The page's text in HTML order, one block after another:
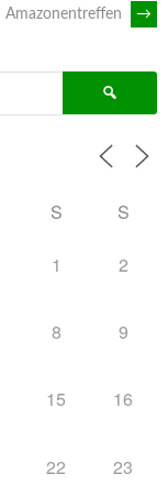
Amazonentreffen →
S S
1 2
8 9
15 16
22 23